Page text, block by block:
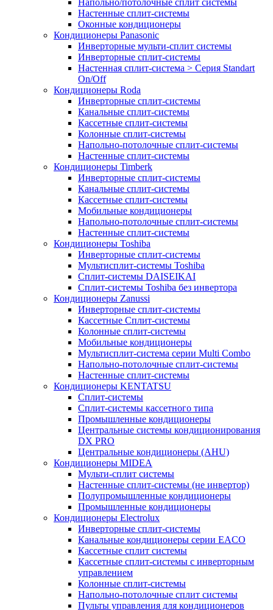
Настенные сплит-системы
Оконные кондиционеры
Кондиционеры Panasonic
Инверторные мульти-сплит системы
Инверторные сплит-системы
Настенная сплит-система > Серия Standart
On/Off
Кондиционеры Roda
Инверторные сплит-системы
Канальные сплит-системы
Кассетные сплит-системы
Колонные сплит-системы
Напольно-потолочные сплит-системы
Настенные сплит-системы
Кондиционеры Timberk
Инверторные сплит-системы
Канальные сплит-системы
Кассетные сплит-системы
Мобильные кондиционеры
Напольно-потолочные сплит-системы
Настенные сплит-системы
Кондиционеры Toshiba
Инверторные сплит-системы
Мультисплит-системы Toshiba
Сплит-системы DAISEIKAI
Сплит-системы Toshiba без инвертора
Кондиционеры Zanussi
Инверторные сплит-системы
Кассетные Сплит-системы
Колонные сплит-системы
Мобильные кондиционеры
Мультисплит-система серии Multi Combo
Напольно-потолочные сплит-системы
Настенные сплит-системы
Кондиционеры KENTATSU
Сплит-системы
Сплит-системы кассетного типа
Промышленные кондиционеры
Центральные системы кондиционирования
DX PRO
Центральные кондиционеры (AHU)
Кондиционеры MIDEA
Мульти-сплит системы
Настенные сплит-системы (не инвертор)
Полупромышленные кондиционеры
Промышленные кондиционеры
Кондиционеры Electrolux
Инверторные сплит-системы
Канальные кондиционеры серии EACO
Кассетные сплит системы
Кассетные сплит-системы с инверторным
управлением
Колонные сплит-системы
Напольно-потолочные сплит системы
Пульты управления для кондиционеров